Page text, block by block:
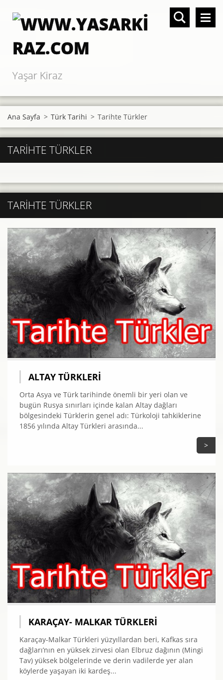
Yaşar Kiraz
Ana Sayfa > Türk Tarihi > Tarihte Türkler
TARIHTE TÜRKLER
TARIHTE TÜRKLER
ALTAY TÜRKLERI
Orta Asya ve Türk tarihinde önemli bir yeri olan ve
bugün Rusya sınırları içinde kalan Altay dağları
bölgesindeki Türklerin genel adı: Türkoloji tahkiklerine
1856 yılında Altay Türkleri arasında...
>
KARAÇAY- MALKAR TÜRKLERI
Karaçay-Malkar Türkleri yüzyıllardan beri, Kafkas sıra
dağları’nın en yüksek zirvesi olan Elbruz dağının (Mingi
Tav) yüksek bölgelerinde ve derin vadilerde yer alan
köylerde yaşayan iki kardeş...